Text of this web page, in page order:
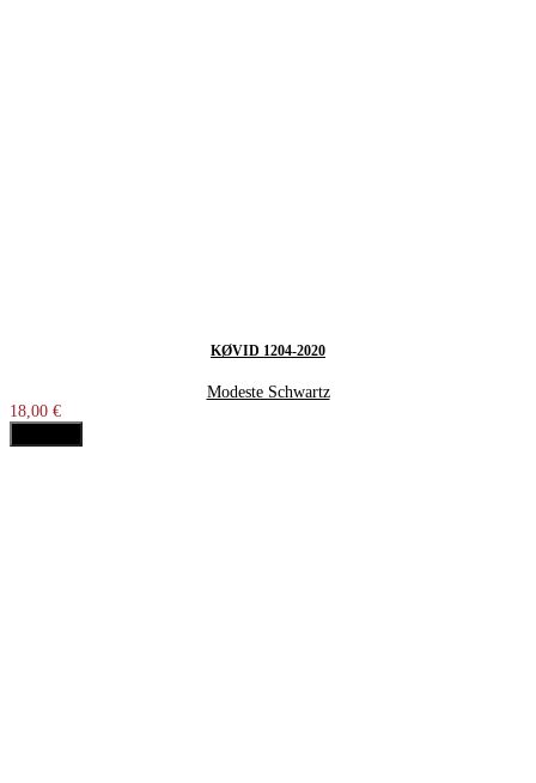
KØVID 1204-2020
Modeste Schwartz
18,00 €